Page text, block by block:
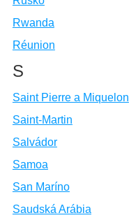
Rwanda
Réunion
S
Saint Pierre a Miquelon
Saint-Martin
Salvádor
Samoa
San Maríno
Saudská Arábia